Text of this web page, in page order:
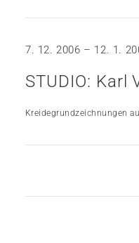
7. 12. 2006 – 12. 1.
STUDIO: Karl
Kreidegrundzeichnungen